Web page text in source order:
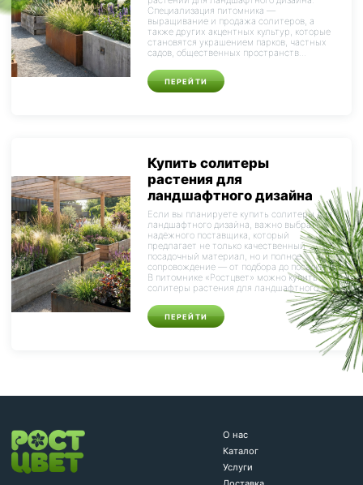
Специализация питомника —
выращивание и продажа солитеров, а
также других акцентных культур, которые
становятся украшением парков, частных
садов, общественных пространств...
ПЕРЕЙТИ
Купить солитеры
растения для
ландшафтного дизайна
Если вы планируете купить солитеры для
ландшафтного дизайна, важно выбрать
надёжного поставщика, который
предлагает не только качественный
посадочный материал, но и полное
сопровождение — от подбора до посадки.
В питомнике «Ростцвет» можно купить
солитеры растения для ландшафтного...
ПЕРЕЙТИ
О нас
Каталог
Услуги